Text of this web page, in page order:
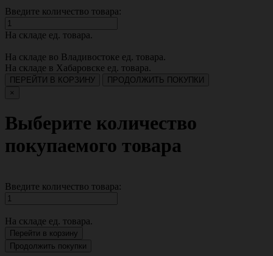
Введите количество товара:
На складе ед. товара.
На складе во Владивостоке ед. товара.
На складе в Хабаровске ед. товара.
ПЕРЕЙТИ В КОРЗИНУ
ПРОДОЛЖИТЬ ПОКУПКИ
×
Выберите количество
покупаемого товара
Введите количество товара:
На складе ед. товара.
Перейти в корзину
Продолжить покупки